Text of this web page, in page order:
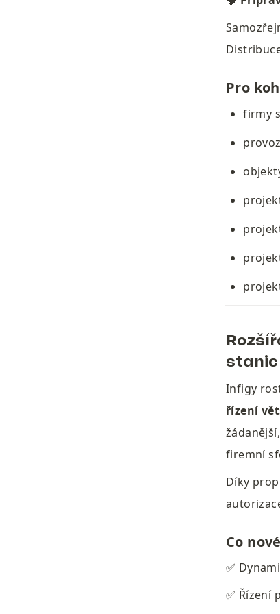
Pro
firmy
stanic
řízení
firemní
Díky
Co
✅
✅ Řízení